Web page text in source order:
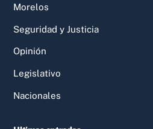
Morelos
Seguridad y Justicia
Opinión
Legislativo
Nacionales